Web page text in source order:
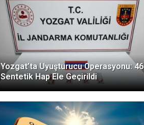
Yozgat’ta Uyuşturucu Operasyonu: 46
Sentetik Hap Ele Geçirildi